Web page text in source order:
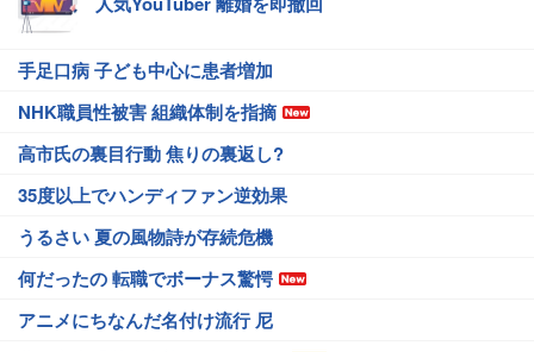
手足口病 子ども中心に患者増加
NHK職員性被害 組織体制を指摘
高市氏の裏目行動 焦りの裏返し?
35度以上でハンディファン逆効果
うるさい 夏の風物詩が存続危機
何だったの 転職でボーナス驚愕
アニメにちなんだ名付け流行 尼